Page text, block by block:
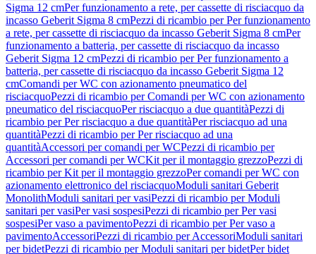
Sigma 12 cmPer funzionamento a rete, per cassette di risciacquo da
incasso Geberit Sigma 8 cmPezzi di ricambio per Per funzionamento
a rete, per cassette di risciacquo da incasso Geberit Sigma 8 cmPer
funzionamento a batteria, per cassette di risciacquo da incasso
Geberit Sigma 12 cmPezzi di ricambio per Per funzionamento a
batteria, per cassette di risciacquo da incasso Geberit Sigma 12
cmComandi per WC con azionamento pneumatico del
risciacquoPezzi di ricambio per Comandi per WC con azionamento
pneumatico del risciacquoPer risciacquo a due quantitàPezzi di
ricambio per Per risciacquo a due quantitàPer risciacquo ad una
quantitàPezzi di ricambio per Per risciacquo ad una
quantitàAccessori per comandi per WCPezzi di ricambio per
Accessori per comandi per WCKit per il montaggio grezzoPezzi di
ricambio per Kit per il montaggio grezzoPer comandi per WC con
azionamento elettronico del risciacquoModuli sanitari Geberit
MonolithModuli sanitari per vasiPezzi di ricambio per Moduli
sanitari per vasiPer vasi sospesiPezzi di ricambio per Per vasi
sospesiPer vaso a pavimentoPezzi di ricambio per Per vaso a
pavimentoAccessoriPezzi di ricambio per AccessoriModuli sanitari
per bidetPezzi di ricambio per Moduli sanitari per bidetPer bidet